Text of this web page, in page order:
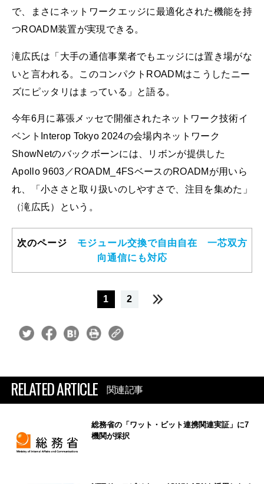
で、まさにネットワークエッジに最適化された機能を持
つROADM装置が実現できる。
滝広氏は「大手の通信事業者でもエッジには置き場がな
いと言われる。このコンパクトROADMはこうしたニー
ズにピッタリはまっている」と語る。
今年6月に幕張メッセで開催されたネットワーク技術イ
ベントInterop Tokyo 2024の会場内ネットワーク
ShowNetのバックボーンには、リボンが提供した
Apollo 9603／ROADM_4FSベースのROADMが用いら
れ、「小ささと取り扱いのしやすさで、注目を集めた」
（滝広氏）という。
次のページ モジュール交換で自由自在 一芯双方
向通信にも対応
1 2
RELATED ARTICLE 関連記事
総務省の「ワット・ビット連携関連実証」に7
機関が採択